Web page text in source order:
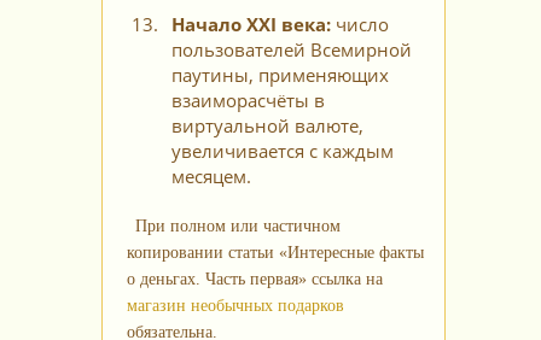
Начало XXI века: число
пользователей Всемирной
паутины, применяющих
взаиморасчёты в
виртуальной валюте,
увеличивается с каждым
месяцем.
При полном или частичном
копировании статьи «Интересные факты
о деньгах. Часть первая» ссылка на
магазин необычных подарков
обязательна.